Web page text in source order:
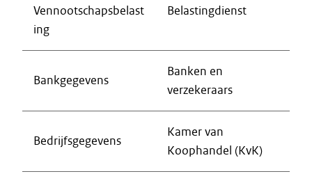
Vennootschapsbelast
ing
Belastingdienst
Bankgegevens
Banken en
verzekeraars
Bedrijfsgegevens
Kamer van
Koophandel (KvK)